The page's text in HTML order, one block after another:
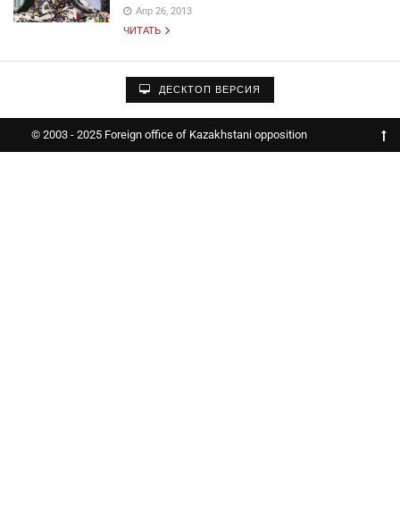
Апр 26, 2013
ЧИТАТЬ
ДЕСКТОП ВЕРСИЯ
© 2003 - 2025 Foreign office of Kazakhstani opposition